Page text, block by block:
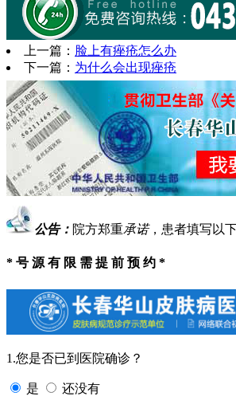
上一篇： 脸上有痤疮怎么办
下一篇： 为什么会出现痤疮
公告： 院方郑重承诺，患者填写以
* 号 源 有 限 需 提 前 预 约 *
1.您是否已到医院确诊？
是 还没有